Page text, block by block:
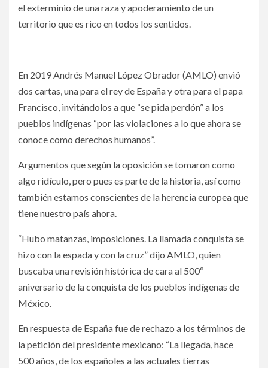
el exterminio de una raza y apoderamiento de un
territorio que es rico en todos los sentidos.
En 2019 Andrés Manuel López Obrador (AMLO) envió
dos cartas, una para el rey de España y otra para el papa
Francisco, invitándolos a que “se pida perdón” a los
pueblos indígenas “por las violaciones a lo que ahora se
conoce como derechos humanos”.
Argumentos que según la oposición se tomaron como
algo ridículo, pero pues es parte de la historia, así como
también estamos conscientes de la herencia europea que
tiene nuestro país ahora.
“Hubo matanzas, imposiciones. La llamada conquista se
hizo con la espada y con la cruz” dijo AMLO, quien
buscaba una revisión histórica de cara al 500º
aniversario de la conquista de los pueblos indígenas de
México.
En respuesta de España fue de rechazo a los términos de
la petición del presidente mexicano: “La llegada, hace
500 años, de los españoles a las actuales tierras